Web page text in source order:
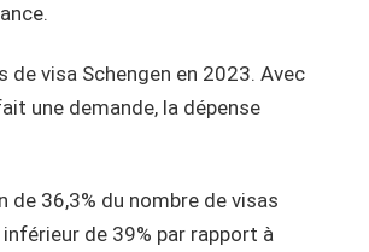
de visa Schengen en 2023. Avec
une demande, la dépense
de 36,3% du nombre de visas
de 39% par rapport à